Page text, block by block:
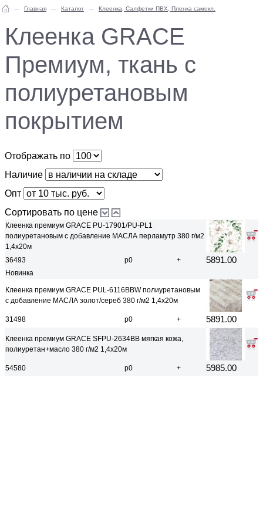
Главная Каталог Клеенка, Салфетки ПВХ, Пленка самокл.
Клеенка GRACE
Премиум, ткань с
полиуретановым
покрытием
Отображать по
Наличие
Опт
Сортировать по цене
Клеенка премиум GRACE PU-17901/PU-PL1
полиуретановым с добавление МАСЛА перламутр 380 г/м2
1,4х20м
36493
р0 + 5891.00
Новинка
Клеенка премиум GRACE PUL-6116BBW полиуретановым
с добавление МАСЛА золот/сереб 380 г/м2 1,4х20м
31498 р0 + 5891.00
Клеенка премиум GRACE SFPU-2634BB мягкая кожа,
полиуретан+масло 380 г/м2 1,4х20м
54580 р0 + 5985.00